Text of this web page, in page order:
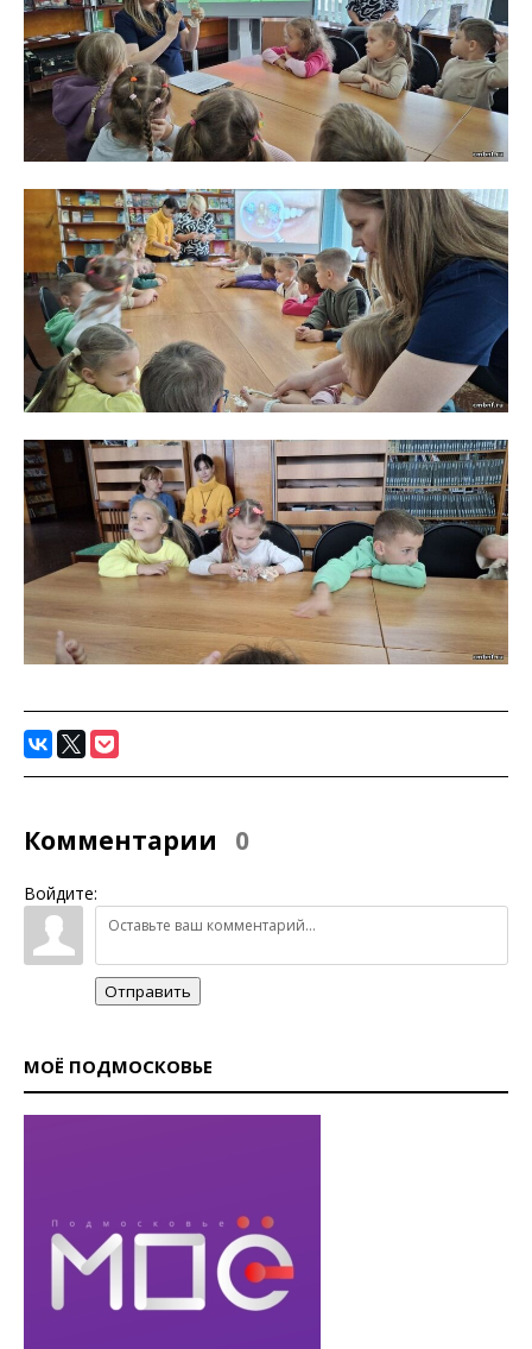
Комментарии 0
Войдите:
Отправить
МОЁ ПОДМОСКОВЬЕ